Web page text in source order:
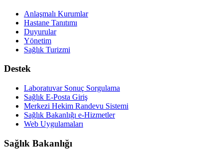
Anlaşmalı Kurumlar
Hastane Tanıtımı
Duyurular
Yönetim
Sağlık Turizmi
Destek
Laboratuvar Sonuç Sorgulama
Sağlık E-Posta Giriş
Merkezi Hekim Randevu Sistemi
Sağlık Bakanlığı e-Hizmetler
Web Uygulamaları
Sağlık Bakanlığı